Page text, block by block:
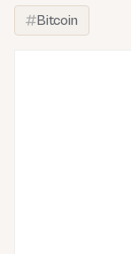
Bitcoin